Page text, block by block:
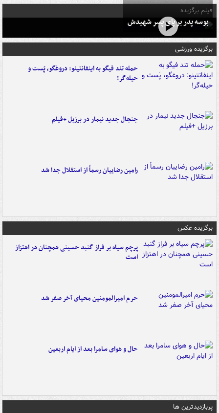
فیلم برگزیده
بوسه‌ پدر بر پای پسر شهیدش
برگزیده ورزشی
حمله تند فیگو به اینفانتینو: دروغگو، پَست‌ و
حیله‌گر!
جنجال جدید نیمار در برزیل +فیلم
رامین رضاییان رسماً از استقلال جدا شد
برگزیده عکس
پرچم سیاه بر فراز گنبد حسینی همچنان در اهتزاز
است
حرم امیرالمومنین محیای آخر صفر شد
حال و هوای سامرا بعد از ایام اربعین
پربازدیدترین ها